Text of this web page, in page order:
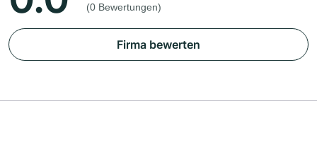
(0 Bewertungen)
Firma bewerten